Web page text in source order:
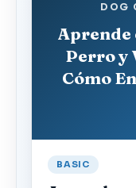
DOG
Perro y
Cómo
BASIC